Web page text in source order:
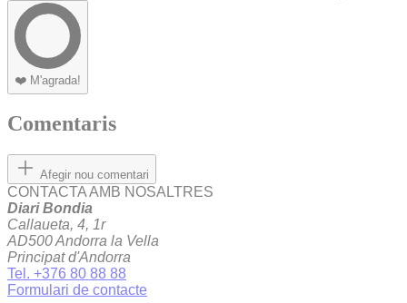
❤️ M'agrada!
Comentaris
Afegir nou comentari
CONTACTA AMB NOSALTRES
Diari Bondia
Callaueta, 4, 1r
AD500 Andorra la Vella
Principat d'Andorra
Tel. +376 80 88 88
Formulari de contacte